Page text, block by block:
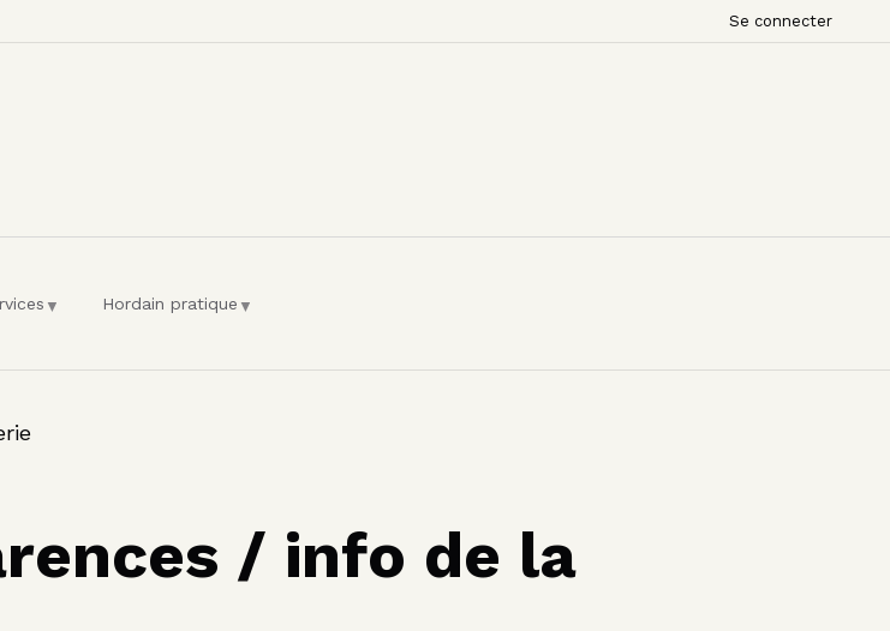
Se connecter
Hordain pratique
/ info de la